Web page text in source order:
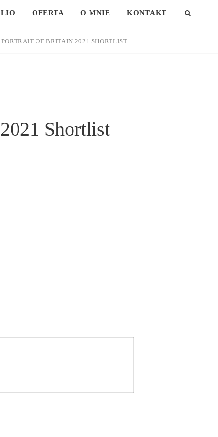
OFERTA O MNIE KONTAKT
OF BRITAIN 2021 SHORTLIST
Shortlist